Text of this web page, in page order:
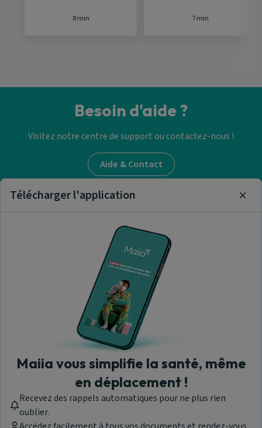
8 min 7 min
Besoin d'aide ?
Visitez notre centre de support ou contactez-nous !
Aide & Contact
Trouver un masseur-
kinésithérapeute
Nos articles et informations
A propos de nous
Maiia - © 2026 Tous droits réservés
Télécharger l'application
Maiia vous simplifie la santé, même
en déplacement !
Recevez des rappels automatiques pour ne plus rien
oublier.